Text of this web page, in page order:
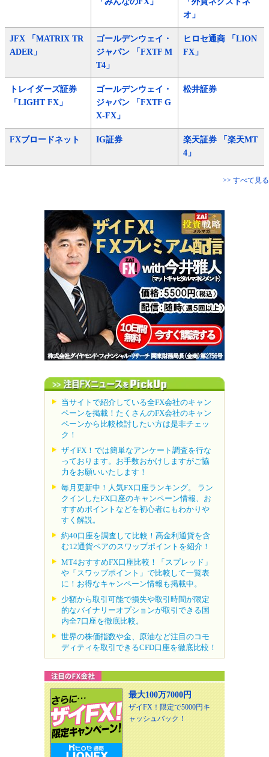
オ」
JFX 「MATRIX TR
ADER」
ゴールデンウェイ・
ジャパン 「FXTF M
T4」
ヒロセ通商 「LION
FX」
トレイダーズ証券
「LIGHT FX」
ゴールデンウェイ・
ジャパン 「FXTF G
X-FX」
松井証券
FXブロードネット IG証券
楽天証券 「楽天MT
4」
>> すべて見る
当サイトで紹介している全FX会社のキャン
ペーンを掲載！たくさんのFX会社のキャン
ペーンから比較検討したい方は是非チェッ
ク！
ザイFX！では簡単なアンケート調査を行な
っております。お手数おかけしますがご協
力をお願いいたします！
毎月更新中！人気FX口座ランキング。 ラン
クインしたFX口座のキャンペーン情報、お
すすめポイントなどを初心者にもわかりや
すく解説。
約40口座を調査して比較！高金利通貨を含
む12通貨ペアのスワップポイントを紹介！
MT4おすすめFX口座比較！「スプレッド」
や「スワップポイント」で比較して一覧表
に！お得なキャンペーン情報も掲載中。
少額から取引可能で損失や取引時間が限定
的なバイナリーオプションが取引できる国
内全7口座を徹底比較。
世界の株価指数や金、原油など注目のコモ
ディティを取引できるCFD口座を徹底比較！
最大100万7000円
ザイFX！限定で5000円キ
ャッシュバック！